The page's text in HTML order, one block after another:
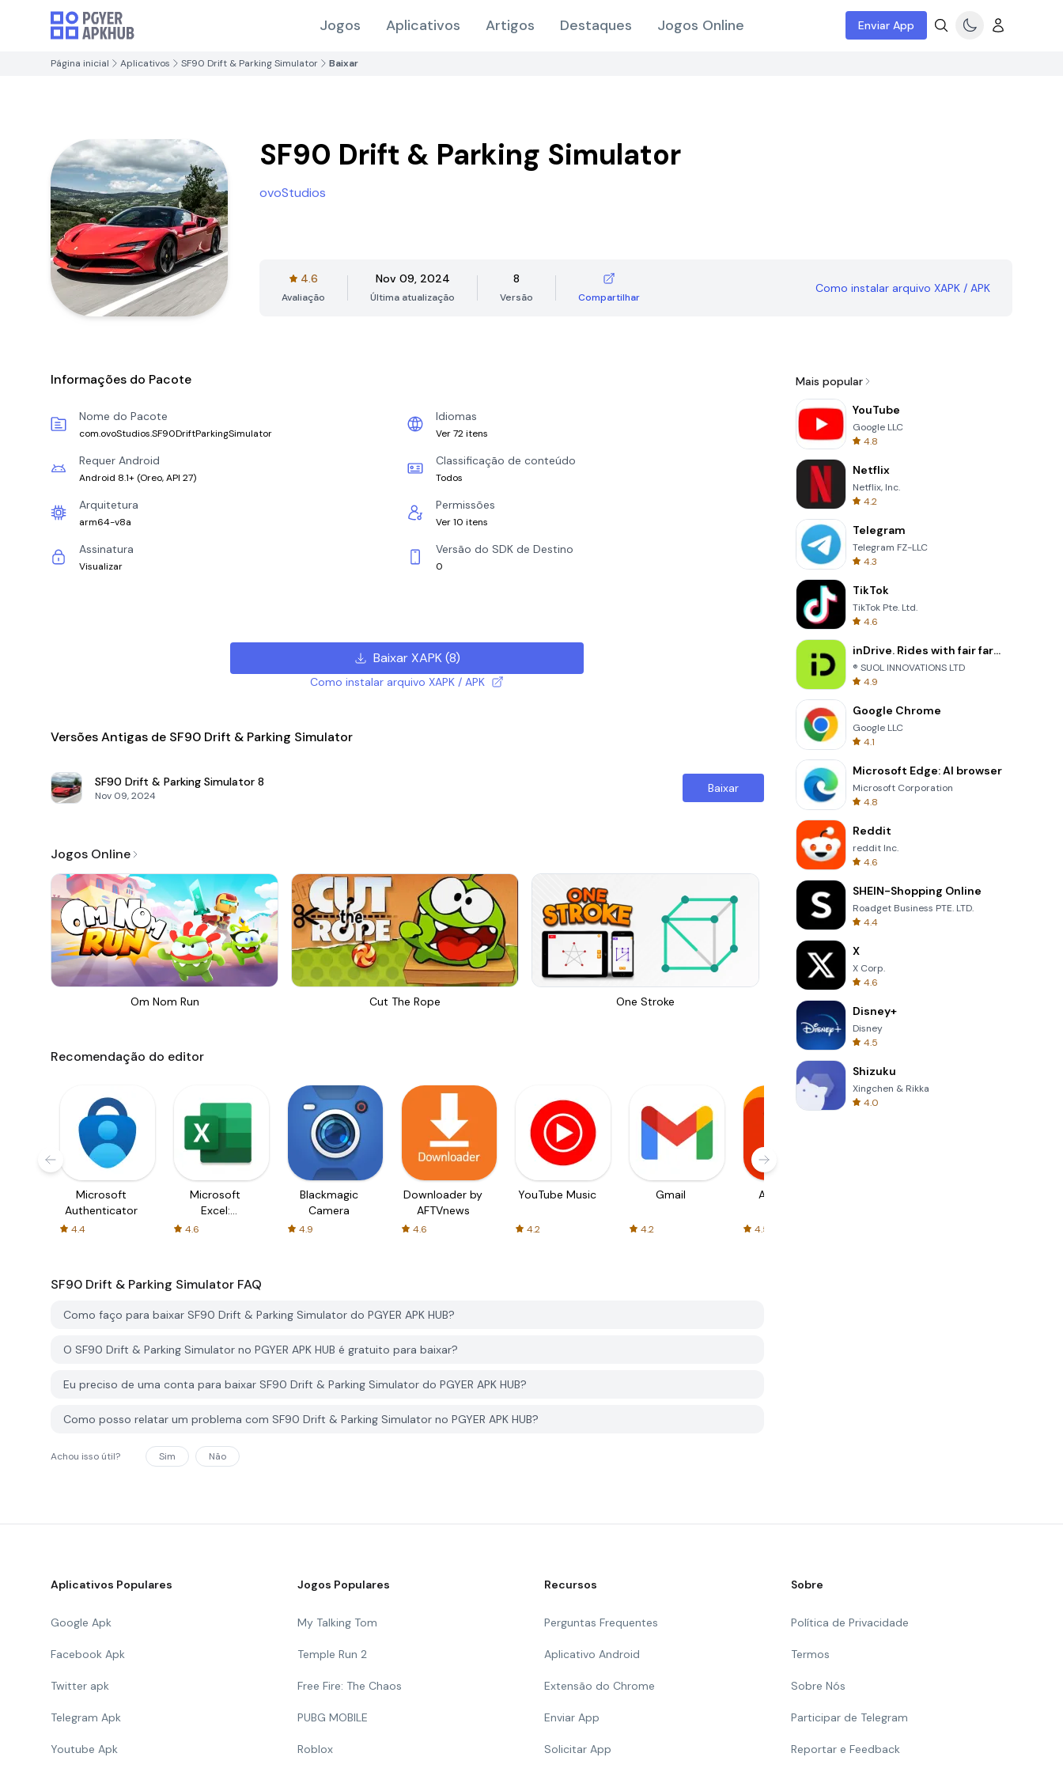
Jogos Aplicativos Artigos Destaques Jogos Online Enviar App
Página inicial Aplicativos SF90 Drift & Parking Simulator Baixar
SF90 Drift & Parking Simulator
ovoStudios
4.6
Avaliação
Nov 09, 2024
Última atualização
8
Versão Compartilhar
Como instalar arquivo XAPK / APK
Informações do Pacote
Nome do Pacote
com.ovoStudios.SF90DriftParkingSimulator
Idiomas
Ver 72 itens
Requer Android
Android 8.1+ (Oreo, API 27)
Classificação de conteúdo
Todos
Arquitetura
arm64-v8a
Permissões
Ver 10 itens
Assinatura
Visualizar
Versão do SDK de Destino
0
Baixar XAPK(8)
Como instalar arquivo XAPK / APK
Versões Antigas de SF90 Drift & Parking Simulator
SF90 Drift & Parking Simulator 8
Nov 09, 2024
Baixar
Jogos Online
Om Nom Run Cut The Rope One Stroke 8 Ball Billiards Classic
Recomendação do editor
Microsoft
Authenticator
4.4
Microsoft
Excel:
Spreadsheets
4.6
Blackmagic
Camera
4.9
Downloader by
AFTVnews
4.6
YouTube Music
4.2
Gmail
4.2
AliExpress
4.5
SF90 Drift & Parking Simulator FAQ
Como faço para baixar SF90 Drift & Parking Simulator do PGYER APK HUB?
O SF90 Drift & Parking Simulator no PGYER APK HUB é gratuito para baixar?
Eu preciso de uma conta para baixar SF90 Drift & Parking Simulator do PGYER APK HUB?
Como posso relatar um problema com SF90 Drift & Parking Simulator no PGYER APK HUB?
Achou isso útil? Sim Não
Mais popular
YouTube
Google LLC
4.8
Netflix
Netflix, Inc.
4.2
Telegram
Telegram FZ-LLC
4.3
TikTok
TikTok Pte. Ltd.
4.6
inDrive. Rides with fair fares
® SUOL INNOVATIONS LTD
4.9
Google Chrome
Google LLC
4.1
Microsoft Edge: AI browser
Microsoft Corporation
4.8
Reddit
reddit Inc.
4.6
SHEIN-Shopping Online
Roadget Business PTE. LTD.
4.4
X
X Corp.
4.6
Disney+
Disney
4.5
Shizuku
Xingchen & Rikka
4.0
Aplicativos Populares
Google Apk
Facebook Apk
Twitter apk
Telegram Apk
Youtube Apk
Jogos Populares
My Talking Tom
Temple Run 2
Free Fire: The Chaos
PUBG MOBILE
Roblox
Recursos
Perguntas Frequentes
Aplicativo Android
Extensão do Chrome
Enviar App
Solicitar App
Sobre
Política de Privacidade
Termos
Sobre Nós
Participar de Telegram
Reportar e Feedback